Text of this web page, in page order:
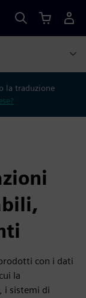
la traduzione
con i dati
la
i sistemi di